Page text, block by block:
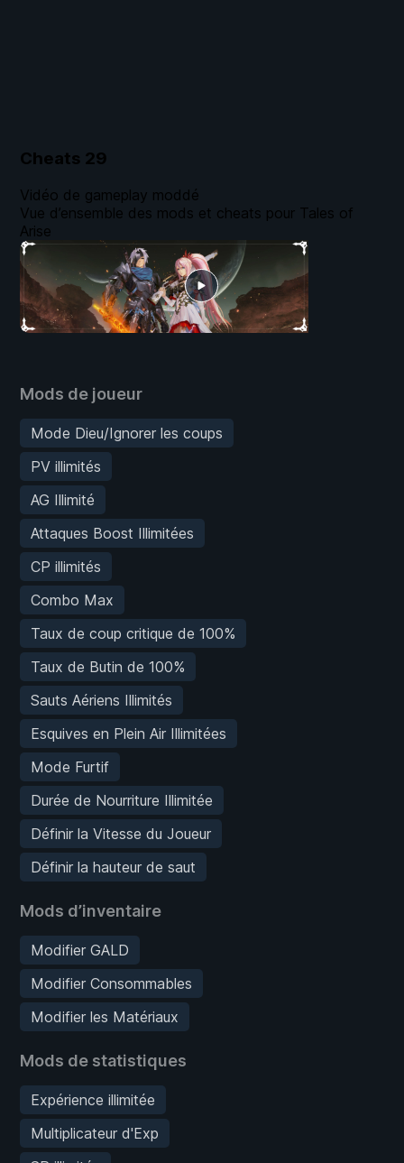
Cheats 29
Mods de joueur
Mode Dieu/Ignorer les coups
PV illimités
AG Illimité
Attaques Boost Illimitées
CP illimités
Combo Max
Taux de coup critique de 100%
Taux de Butin de 100%
Sauts Aériens Illimités
Esquives en Plein Air Illimitées
Mode Furtif
Durée de Nourriture Illimitée
Définir la Vitesse du Joueur
Définir la hauteur de saut
Mods d’inventaire
Modifier GALD
Modifier Consommables
Modifier les Matériaux
Mods de statistiques
Expérience illimitée
Multiplicateur d'Exp
Vidéo de gameplay moddé
Vue d’ensemble des mods et cheats pour Tales of
Arise